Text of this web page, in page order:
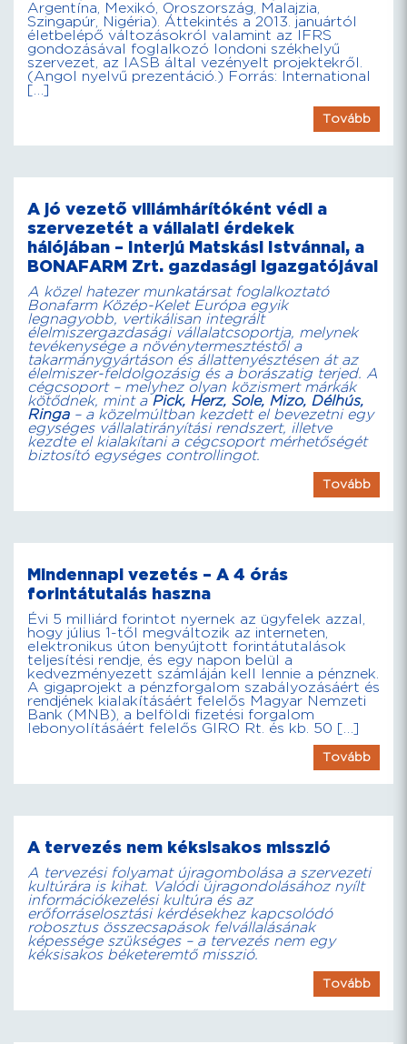
Argentína, Mexikó, Oroszország, Malajzia,
Szingapúr, Nigéria). Áttekintés a 2013. januártól
életbelépő változásokról valamint az IFRS
gondozásával foglalkozó londoni székhelyű
szervezet, az IASB által vezényelt projektekről.
(Angol nyelvű prezentáció.) Forrás: International
[…]
Tovább
A jó vezető villámhárítóként védi a
szervezetét a vállalati érdekek
hálójában – Interjú Matskási Istvánnal, a
BONAFARM Zrt. gazdasági igazgatójával
A közel hatezer munkatársat foglalkoztató
Bonafarm Közép-Kelet Európa egyik
legnagyobb, vertikálisan integrált
élelmiszergazdasági vállalatcsoportja, melynek
tevékenysége a növénytermesztéstől a
takarmánygyártáson és állattenyésztésen át az
élelmiszer-feldolgozásig és a borászatig terjed. A
cégcsoport – melyhez olyan közismert márkák
kötődnek, mint a Pick, Herz, Sole, Mizo, Délhús,
Ringa– a közelmúltban kezdett el bevezetni egy
egységes vállalatirányítási rendszert, illetve
kezdte el kialakítani a cégcsoport mérhetőségét
biztosító egységes controllingot.
Tovább
Mindennapi vezetés – A 4 órás
forintátutalás haszna
Évi 5 milliárd forintot nyernek az ügyfelek azzal,
hogy július 1-től megváltozik az interneten,
elektronikus úton benyújtott forintátutalások
teljesítési rendje, és egy napon belül a
kedvezményezett számláján kell lennie a pénznek.
A gigaprojekt a pénzforgalom szabályozásáért és
rendjének kialakításáért felelős Magyar Nemzeti
Bank (MNB), a belföldi fizetési forgalom
lebonyolításáért felelős GIRO Rt. és kb. 50 […]
Tovább
A tervezés nem kéksisakos misszió
A tervezési folyamat újragombolása a szervezeti
kultúrára is kihat. Valódi újragondolásához nyílt
információkezelési kultúra és az
erőforráselosztási kérdésekhez kapcsolódó
robosztus összecsapások felvállalásának
képessége szükséges – a tervezés nem egy
kéksisakos béketeremtő misszió.
Tovább